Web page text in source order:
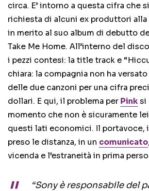
circa. E’ intorno a questa cifra che
richiesta di alcuni ex produttori alla
in merito al suo album di debutto
Take Me Home. All’interno del
i pezzi contesi: la title track e
chiara: la compagnia non ha
delle due canzoni per una cifra
dollari. E qui, il problema per Pinksi
momento che non è sicuramente
questi lati economici. Il portavoce,
preso le distanza, in un comunicato
vicenda e l’estraneità in prima
“Sony è responsabile del